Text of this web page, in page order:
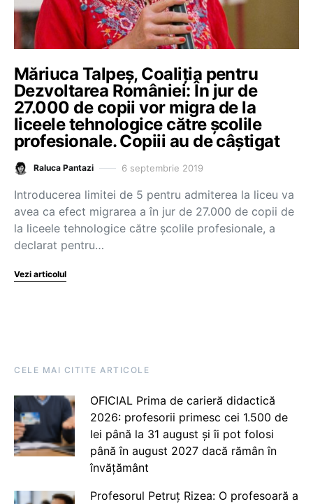
Măriuca Talpeș, Coaliția pentru
Dezvoltarea României: În jur de
27.000 de copii vor migra de la
liceele tehnologice către școlile
profesionale. Copiii au de câștigat
Raluca Pantazi 6 septembrie 2019
Introducerea limitei de 5 pentru admiterea la liceu va
avea ca efect migrarea a în jur de 27.000 de copii de
la liceele tehnologice către școlile profesionale, a
declarat pentru…
Vezi articolul
CELE MAI CITITE ARTICOLE
OFICIAL Prima de carieră didactică
2026: profesorii primesc cei 1.500 de
lei până la 31 august și îi pot folosi
până în august 2027 dacă rămân în
învățământ
Profesorul Petruț Rizea: O profesoară a